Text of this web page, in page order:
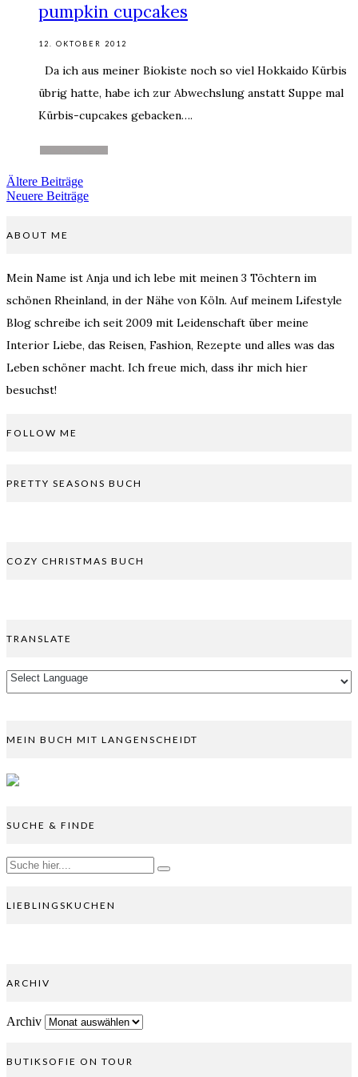
pumpkin cupcakes
12. OKTOBER 2012
Da ich aus meiner Biokiste noch so viel Hokkaido Kürbis
übrig hatte, habe ich zur Abwechslung anstatt Suppe mal
Kürbis-cupcakes gebacken….
Ältere Beiträge
Neuere Beiträge
ABOUT ME
Mein Name ist Anja und ich lebe mit meinen 3 Töchtern im
schönen Rheinland, in der Nähe von Köln. Auf meinem Lifestyle
Blog schreibe ich seit 2009 mit Leidenschaft über meine
Interior Liebe, das Reisen, Fashion, Rezepte und alles was das
Leben schöner macht. Ich freue mich, dass ihr mich hier
besuchst!
FOLLOW ME
PRETTY SEASONS BUCH
COZY CHRISTMAS BUCH
TRANSLATE
MEIN BUCH MIT LANGENSCHEIDT
SUCHE & FINDE
LIEBLINGSKUCHEN
ARCHIV
Archiv
BUTIKSOFIE ON TOUR